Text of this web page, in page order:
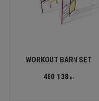
WORKOUT BARN SET
480 138 KR